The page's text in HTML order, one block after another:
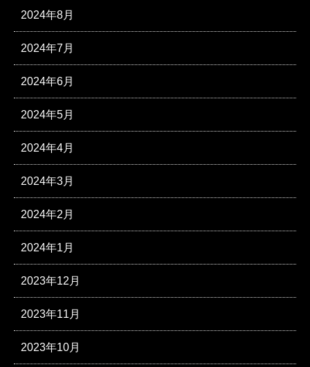
2024年8月
2024年7月
2024年6月
2024年5月
2024年4月
2024年3月
2024年2月
2024年1月
2023年12月
2023年11月
2023年10月